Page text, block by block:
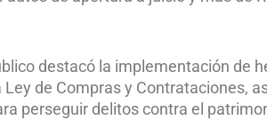
destacó la implementación de
Ley de Compras y Contrataciones,
perseguir delitos contra el